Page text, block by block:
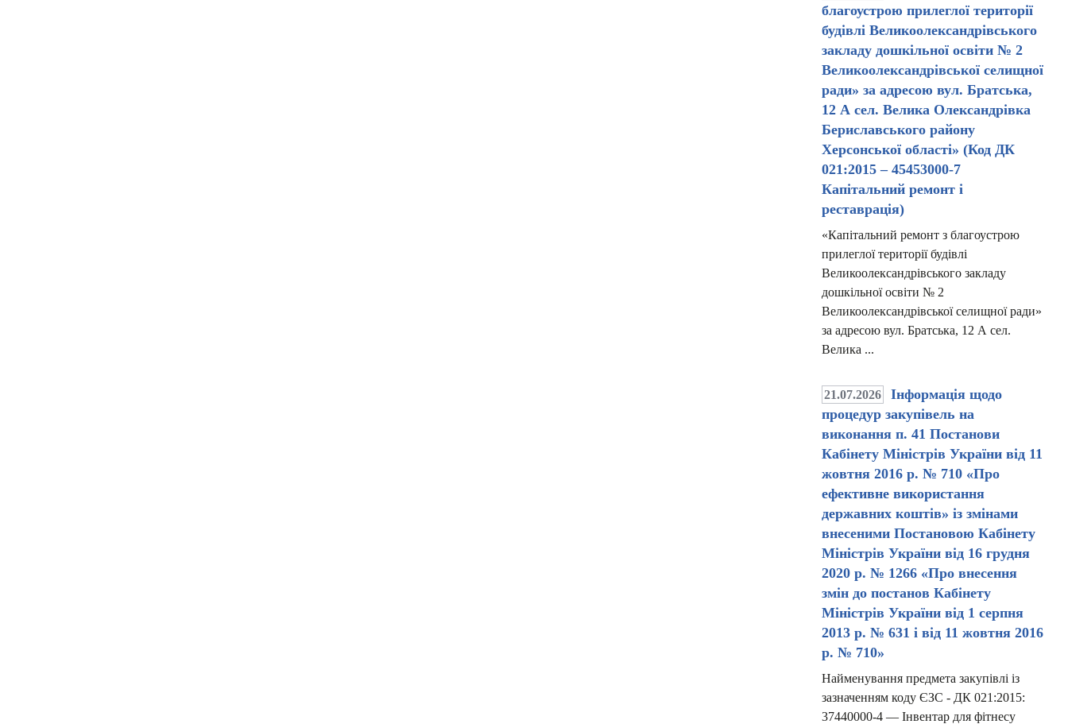
благоустрою прилеглої території
будівлі Великоолександрівського
закладу дошкільної освіти № 2
Великоолександрівської селищної
ради» за адресою вул. Братська,
12 А сел. Велика Олександрівка
Бериславського району
Херсонської області» (Код ДК
021:2015 – 45453000-7
Капітальний ремонт і
реставрація)
«Капітальний ремонт з благоустрою
прилеглої території будівлі
Великоолександрівського закладу
дошкільної освіти № 2
Великоолександрівської селищної ради»
за адресою вул. Братська, 12 А сел.
Велика ...
21.07.2026
Інформація щодо
процедур закупівель на
виконання п. 41 Постанови
Кабінету Міністрів України від 11
жовтня 2016 р. № 710 «Про
ефективне використання
державних коштів» із змінами
внесеними Постановою Кабінету
Міністрів України від 16 грудня
2020 р. № 1266 «Про внесення
змін до постанов Кабінету
Міністрів України від 1 серпня
2013 р. № 631 і від 11 жовтня 2016
р. № 710»
Найменування предмета закупівлі із
зазначенням коду ЄЗС - ДК 021:2015:
37440000-4 — Інвентар для фітнесу